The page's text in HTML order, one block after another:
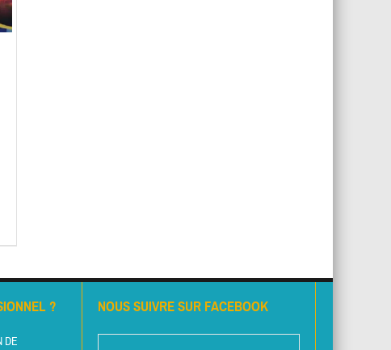
?
DE
NOUS SUIVRE SUR FACEBOOK